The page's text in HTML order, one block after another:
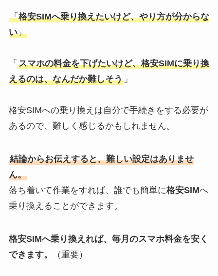
「格安SIMへ乗り換えたいけど、やり方が分からな
い」
「 スマホの料金を下げたいけど、格安SIMに乗り換
えるのは、なんだか難しそう」
格安SIMへの乗り換えは自分で手続きをする必要が
あるので、難しく感じるかもしれません。
結論からお伝えすると、難しい設定はありませ
ん。
落ち着いて作業をすれば、誰でも簡単に格安SIMへ
乗り換えることができます。
格安SIMへ乗り換えれば、毎月のスマホ料金を安く
できます。
（重要）